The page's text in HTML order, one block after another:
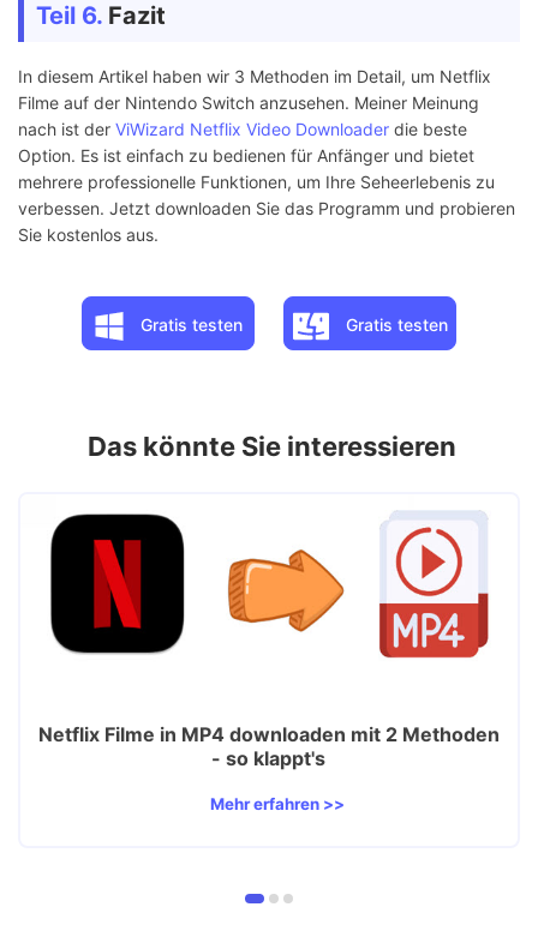
Teil 6. Fazit
In diesem Artikel haben wir 3 Methoden im Detail, um Netflix
Filme auf der Nintendo Switch anzusehen. Meiner Meinung
nach ist der ViWizard Netflix Video Downloader die beste
Option. Es ist einfach zu bedienen für Anfänger und bietet
mehrere professionelle Funktionen, um Ihre Seheerlebenis zu
verbessen. Jetzt downloaden Sie das Programm und probieren
Sie kostenlos aus.
Gratis testen Gratis testen
Das könnte Sie interessieren
Netflix Filme in MP4 downloaden mit 2 Methoden
- so klappt's
Mehr erfahren >>